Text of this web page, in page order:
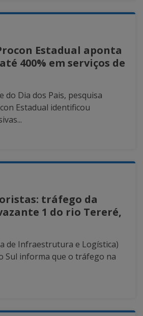
Estadual aponta
400% em serviços de
do Dia dos Pais, pesquisa
Estadual identificou
tráfego da
1 do rio Tereré,
de Infraestrutura e Logística)
Sul informa que o tráfego na